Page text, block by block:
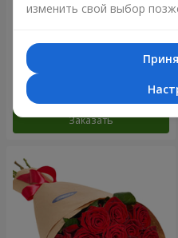
Цветы в коробке "Счастья
не избежать"
1 599 грн
Заказать
изменить свой выбор